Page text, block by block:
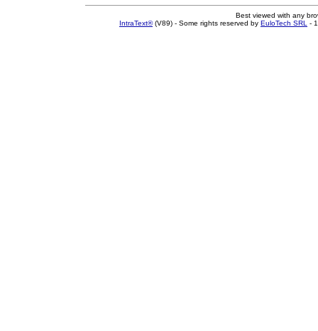
Best viewed with any
IntraText®(V89) - Some rights reserved by EuloTech SRL -